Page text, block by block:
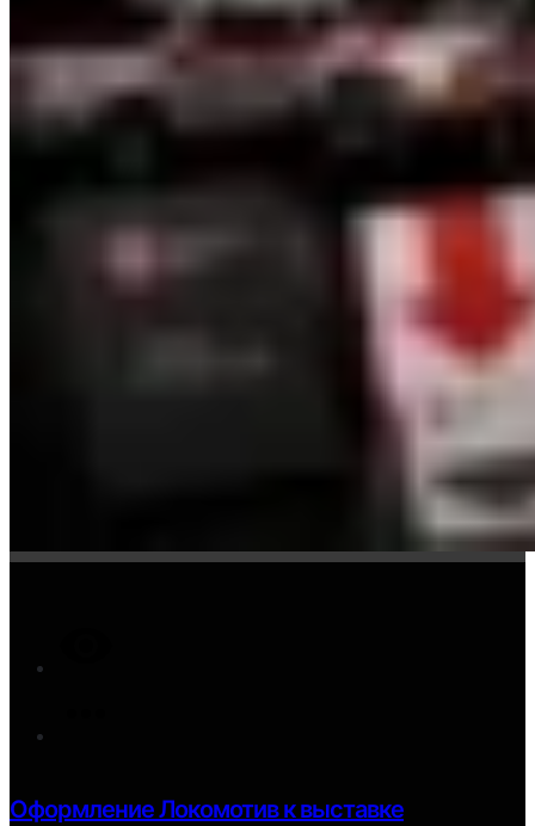
Оформление Локомотив к выставке